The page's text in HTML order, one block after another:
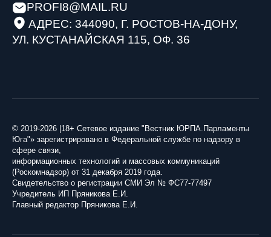
PROFI8@MAIL.RU
АДРЕС: 344090, Г. РОСТОВ-НА-ДОНУ,
УЛ. КУСТАНАЙСКАЯ 115, ОФ. 36
© 2019-2026 |18+ Сетевое издание "Вестник ЮРПА.Парламенты
Юга"» зарегистрировано в Федеральной службе по надзору в
сфере связи,
информационных технологий и массовых коммуникаций
(Роскомнадзор) от 31 декабря 2019 года.
Свидетельство о регистрации СМИ Эл № ФС77-77497
Учредитель ИП Пряникова Е.И.
Главный редактор Пряникова Е.И.